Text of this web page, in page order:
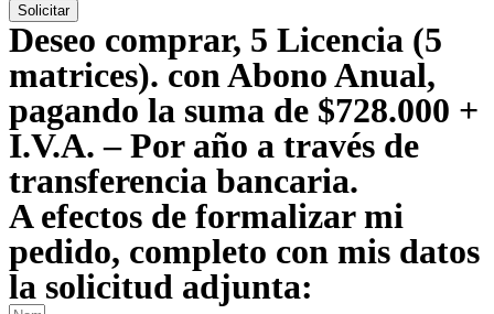
Solicitar
Deseo comprar, 5 Licencia (5
matrices). con Abono Anual,
pagando la suma de $728.000 +
I.V.A. – Por año a través de
transferencia bancaria.
A efectos de formalizar mi
pedido, completo con mis datos
la solicitud adjunta: